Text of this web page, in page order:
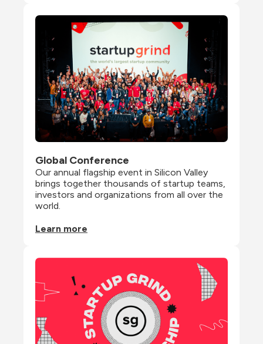
Global Conference
Our annual flagship event in Silicon Valley
brings together thousands of startup teams,
investors and organizations from all over the
world.
Learn more